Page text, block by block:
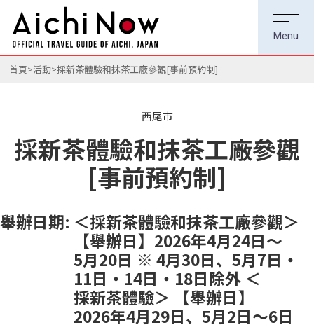
首頁 活動 採新茶體驗和抹茶工廠參觀[事前預約制]
西尾市
採新茶體驗和抹茶工廠參觀
[事前預約制]
舉辦日期: ＜採新茶體驗和抹茶工廠參觀＞
【舉辦日】2026年4月24日～
5月20日 ※ 4月30日、5月7日・
11日・14日・18日除外 ＜
採新茶體驗＞ 【舉辦日】
2026年4月29日、5月2日～6日